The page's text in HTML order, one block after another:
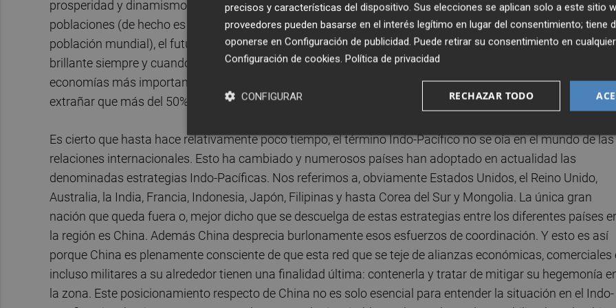
prosperidad y dinamismo económico sin parangón así como por el hecho del crecimiento imparable de
poblaciones (de hecho es la región del mundo más densamente poblada alcanzando más de la mitad de
población mundial), el futuro del mundo se juega en la zona. Y dicho futuro solo puede ser promisorio y
brillante siempre y cuando el Indo-Pacífico sea una región abierta y libre. Conviven en la zona algunas de
economías más importantes del mundo: la china, la norteamericana y la japonesa. En este sentido no es
extrañar que más del 50% del comercio mundial atraviese la región.
Es cierto que hasta hace relativamente poco tiempo, el término Indo-Pacífico no se oía en el mundo de las
relaciones internacionales. Esto ha cambiado y numerosos países han adoptado en actualidad las
denominadas estrategias Indo-Pacíficas. Nos referimos a, obviamente Estados Unidos, el Reino Unido,
Australia, la India, Francia, Indonesia, Japón, Filipinas y hasta Corea del Sur y Mongolia. La única gran
nación que queda fuera o, mejor dicho que se descuelga de estas estrategias entre los diferentes países
la región es China. Además China desprecia burlonamente esos esfuerzos de coordinación. Y esto es así
porque China es plenamente consciente de que esta red que se teje de alianzas económicas, comerciales
incluso militares a su alrededor tienen una finalidad última: contenerla y tratar de mitigar su hegemonía
la zona. Este posicionamiento respecto de China no es solo esencial para entender la situación en el Indo-
precisos y características del dispositivo. Sus elecciones se aplican solo a este sitio
proveedores pueden basarse en el interés legítimo en lugar del consentimiento; tiene
oponerse en Configuración de publicidad. Puede retirar su consentimiento en
Configuración de cookies. Política de privacidad
RECHAZAR TODO
CONFIGURAR